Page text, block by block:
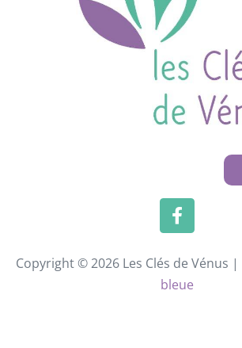
Copyright © 2026 Les Clés de Vénus |
bleue